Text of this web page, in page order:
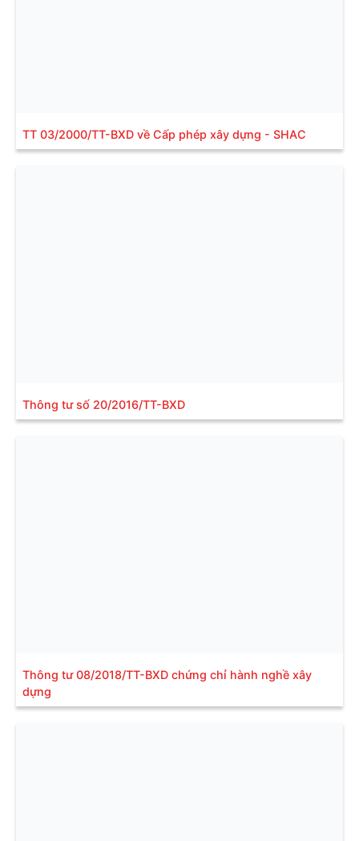
TT 03/2000/TT-BXD về Cấp phép xây dựng - SHAC
Thông tư số 20/2016/TT-BXD
Thông tư 08/2018/TT-BXD chứng chỉ hành nghề xây
dựng